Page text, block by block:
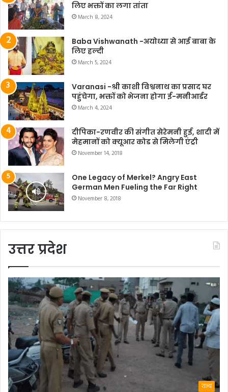
लिए भक्तों का लगा तांता
March 8, 2024
Baba Vishwanath -अयोध्या से आई बाबा के
लिए हल्दी
March 5, 2024
Varanasi -श्री काशी विश्वनाथ का प्रसाद घर
पहुंचेगा, भक्तों को भेजना होगा ई-मनीआर्डर
March 4, 2024
दीपिका-रणवीर की संगीत सेरेमनी हुई, शादी में
मेहमानों को क्यूआर कोड से मिलेगी एंट्री
November 14, 2018
One Legacy of Merkel? Angry East
German Men Fueling the Far Right
November 8, 2018
उत्तर प्रदेश
राज्य